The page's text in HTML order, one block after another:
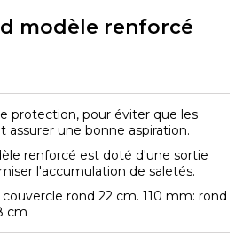
modèle renforcé
protection, pour éviter que les
une bonne aspiration.
renforcé est doté d'une sortie
l'accumulation de saletés.
rond 22 cm. 110 mm: rond
cm